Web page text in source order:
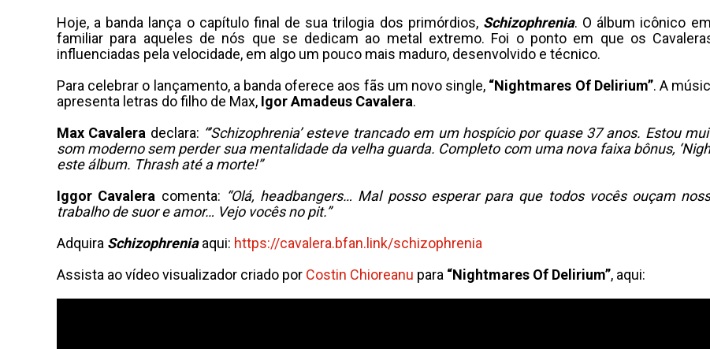
Hoje, a banda lança o capítulo final de sua trilogia dos primórdios,Schizophrenia. O álbum icônico
familiar para aqueles de nós que se dedicam ao metal extremo. Foi o ponto em que os
influenciadas pela velocidade, em algo um pouco mais maduro, desenvolvido e técnico.
Para celebrar o lançamento, a banda oferece aos fãs um novo single, “Nightmares Of Delirium”. A
apresenta letras do filho de Max, Igor Amadeus Cavalera.
Max Cavalera declara: “’Schizophrenia’ esteve trancado em um hospício por quase 37 anos. Estou
som moderno sem perder sua mentalidade da velha guarda. Completo com uma nova faixa bônus,
este álbum. Thrash até a morte!”
Iggor Cavalera comenta: “Olá, headbangers… Mal posso esperar para que todos vocês ouçam
trabalho de suor e amor… Vejo vocês no pit.”
Adquira Schizophreniaaqui: https://cavalera.bfan.link/schizophrenia
Assista ao vídeo visualizador criado por Costin Chioreanu para “Nightmares Of Delirium”, aqui: